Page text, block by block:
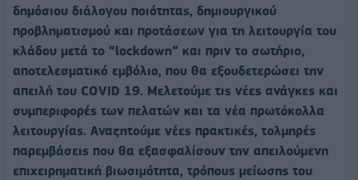
δημόσιου διάλογου ποιότητας, δημιουργικού
προβληματισμού και προτάσεων για τη λειτουργία του
κλάδου μετά το “lockdown” και πριν το σωτήριο,
αποτελεσματικό εμβόλιο, που θα εξουδετερώσει την
απειλή του COVID 19. Μελετούμε τις νέες ανάγκες και
συμπεριφορές των πελατών και τα νέα πρωτόκολλα
λειτουργίας. Αναζητούμε νέες πρακτικές, τολμηρές
παρεμβάσεις που θα εξασφαλίσουν την απειλούμενη
επιχειρηματική βιωσιμότητα, τρόπους μείωσης του